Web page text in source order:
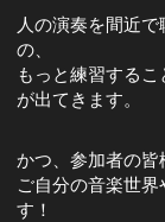
人の演奏を間近
の、
もっと練習する
が出てきます。
かつ、参加者の皆
ご自分の音楽世
す！